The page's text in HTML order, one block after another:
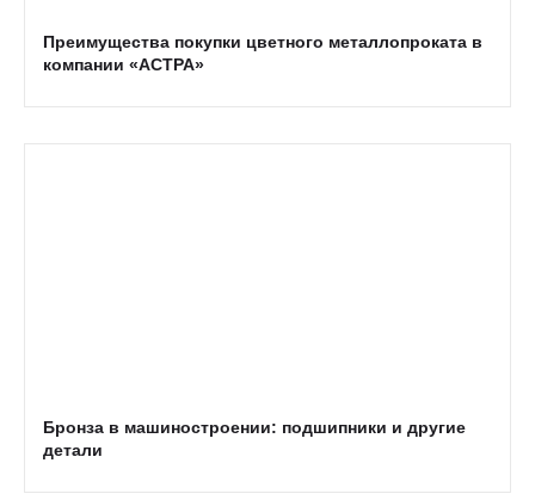
Преимущества покупки цветного металлопроката в
компании «АСТРА»
Бронза в машиностроении: подшипники и другие
детали